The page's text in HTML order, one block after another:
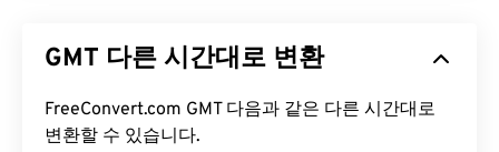
GMT 다른 시간대로 변환
FreeConvert.com GMT 다음과 같은 다른 시간대로
변환할 수 있습니다.